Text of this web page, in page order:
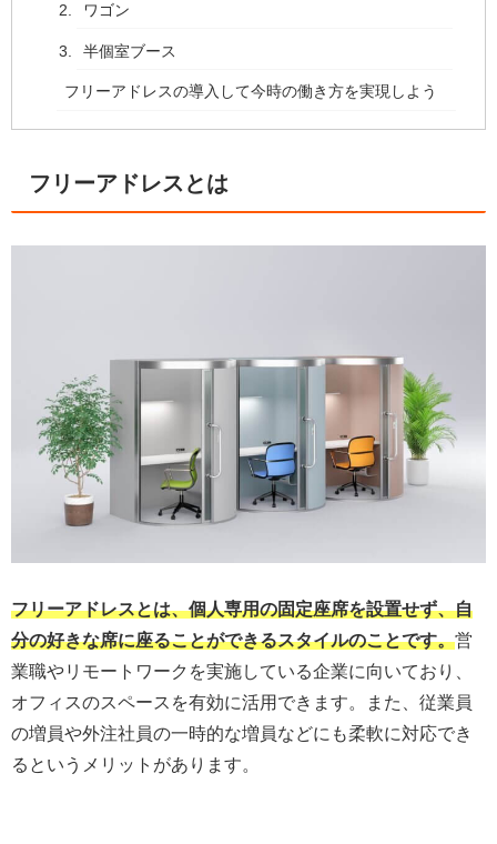
ワゴン
半個室ブース
フリーアドレスの導入して今時の働き方を実現しよう
フリーアドレスとは
フリーアドレスとは、個人専用の固定座席を設置せず、自
分の好きな席に座ることができるスタイルのことです。営
業職やリモートワークを実施している企業に向いており、
オフィスのスペースを有効に活用できます。また、従業員
の増員や外注社員の一時的な増員などにも柔軟に対応でき
るというメリットがあります。